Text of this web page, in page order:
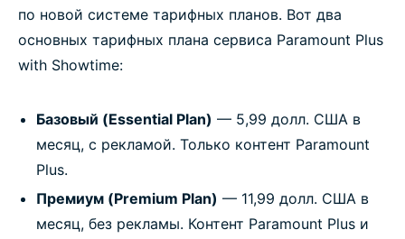
по новой системе тарифных планов. Вот два
основных тарифных плана сервиса Paramount Plus
with Showtime:
Базовый (Essential Plan) — 5,99 долл. США в
месяц, с рекламой. Только контент Paramount
Plus.
Премиум (Premium Plan) — 11,99 долл. США в
месяц, без рекламы. Контент Paramount Plus и